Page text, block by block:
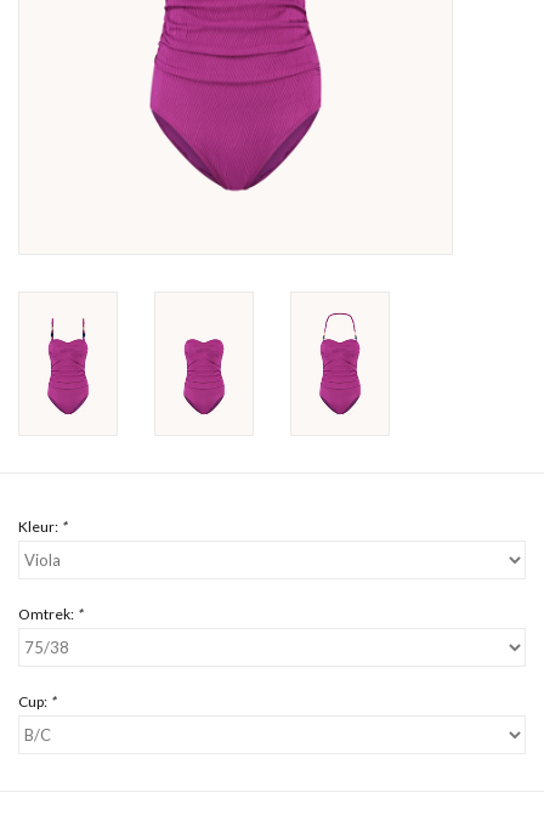
Kleur: *
Omtrek: *
Cup: *